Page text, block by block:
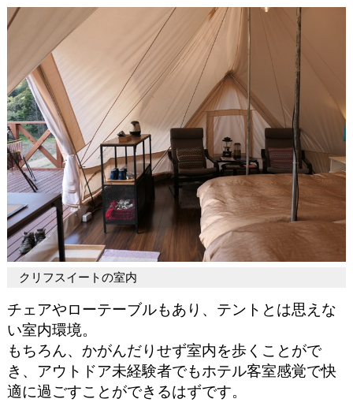
クリフスイートの室内
チェアやローテーブルもあり、テントとは思えな
い室内環境。
もちろん、かがんだりせず室内を歩くことがで
き、アウトドア未経験者でもホテル客室感覚で快
適に過ごすことができるはずです。